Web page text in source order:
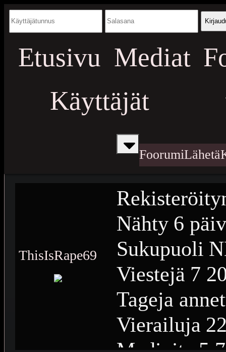
Etusivu Mediat
Käyttäjät
FoorumiLähetä
ThisIsRape69
Nähty 6
Sukupuoli
Viestejä 7
Tageja
Vierailuja